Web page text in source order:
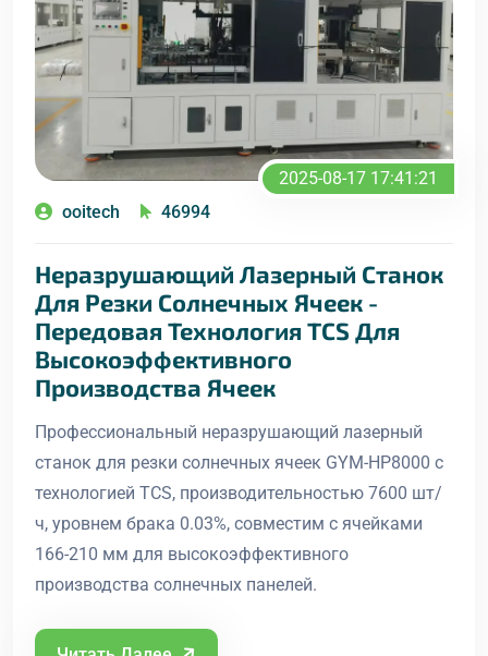
2025-08-17 17:41:21
ooitech
46994
Неразрушающий Лазерный Станок
Для Резки Солнечных Ячеек -
Передовая Технология TCS Для
Высокоэффективного
Производства Ячеек
Профессиональный неразрушающий лазерный
станок для резки солнечных ячеек GYM-HP8000 с
технологией TCS, производительностью 7600 шт/
ч, уровнем брака 0.03%, совместим с ячейками
166-210 мм для высокоэффективного
производства солнечных панелей.